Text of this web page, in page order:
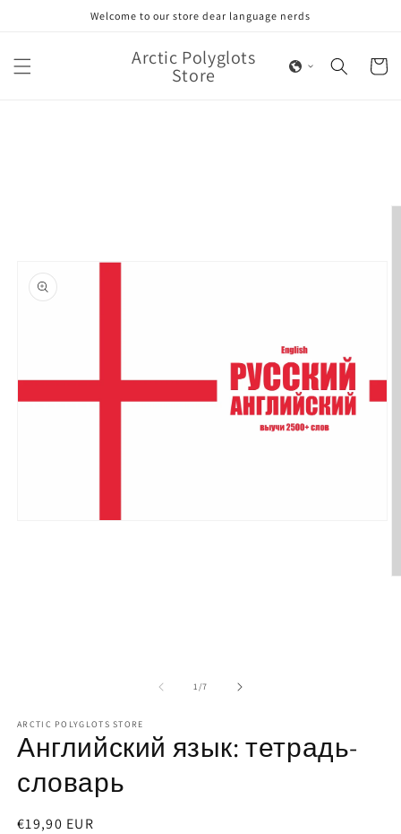
Welcome to our store dear language nerds
Arctic Polyglots
Store Cart
1/of
7
ARCTIC POLYGLOTS STORE
Английский язык: тетрадь-
словарь
Regular
€19,90 EUR